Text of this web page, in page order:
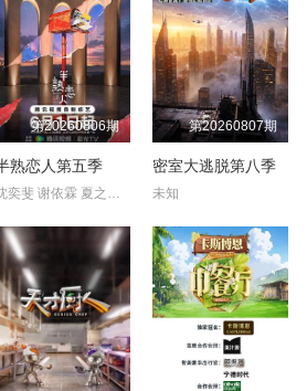
第20260806期
熟恋人第五季
第20260807期
密室大逃脱第八季
未知